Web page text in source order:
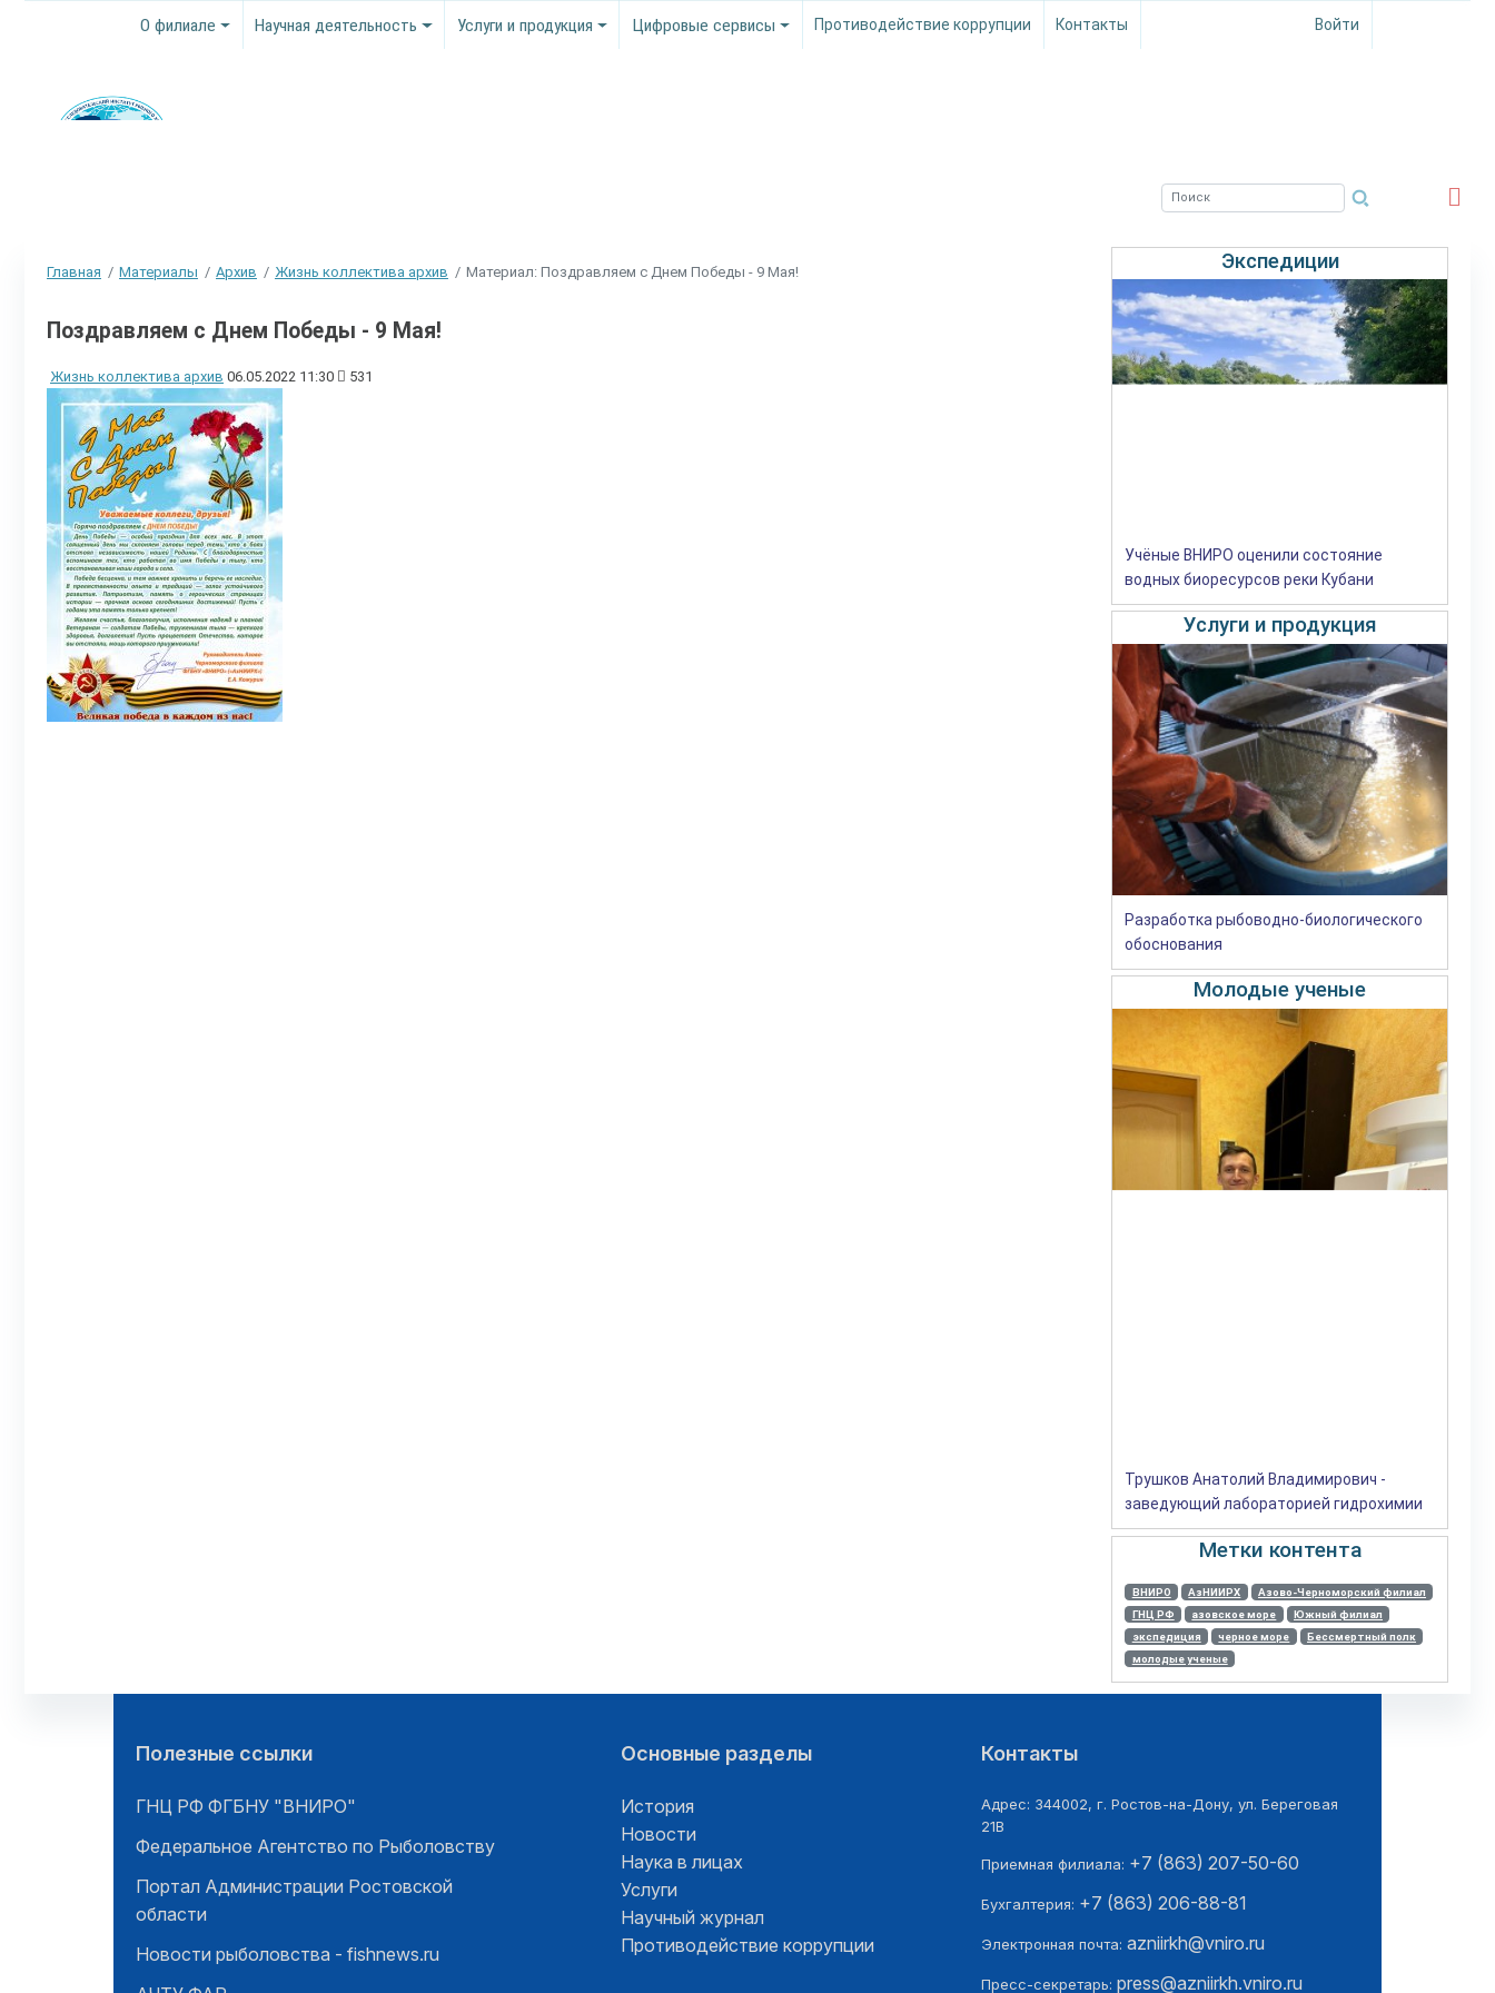
О филиале Научная деятельность Услуги и продукция Цифровые сервисы Противодействие коррупции Контакты Войти
Главная Материалы Архив Жизнь коллектива архив Материал: Поздравляем с Днем Победы - 9 Мая!
Поздравляем с Днем Победы - 9 Мая!
Жизнь коллектива архив 06.05.2022 11:30 531
Экспедиции
Учёные ВНИРО оценили состояние
водных биоресурсов реки Кубани
Услуги и продукция
Разработка рыбоводно-биологического
обоснования
Молодые ученые
Трушков Анатолий Владимирович -
заведующий лабораторией гидрохимии
Метки контента
ВНИРО АзНИИРХ
Азово-Черноморский филиал
ГНЦ РФ
азовское море
Южный филиал
экспедиция
черное море
Бессмертный полк
молодые ученые
Полезные ссылки
ГНЦ РФ ФГБНУ "ВНИРО"
Федеральное Агентство по Рыболовству
Портал Администрации Ростовской
области
Новости рыболовства - fishnews.ru
Основные разделы
История
Новости
Наука в лицах
Услуги
Научный журнал
Противодействие коррупции
Контакты
Адрес: 344002, г. Ростов-на-Дону, ул. Береговая
21В
Приемная филиала: +7 (863) 207-50-60
Бухгалтерия: +7 (863) 206-88-81
Электронная почта: azniirkh@vniro.ru
Пресс-секретарь: press@azniirkh.vniro.ru